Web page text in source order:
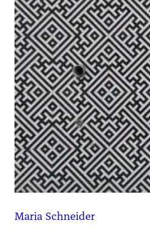
Maria Schneider